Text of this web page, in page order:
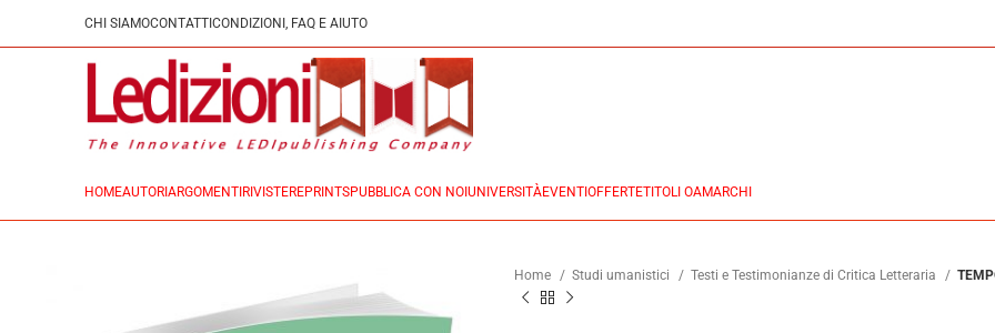
CHI SIAMOCONTATTI CONDIZIONI, FAQ E AIUTO
HOMEAUTORI ARGOMENTI RIVISTEREPRINTSPUBBLICA CON NOI UNIVERSITÀEVENTI OFFERTETITOLI OAMARCHI
Home Studi umanistici Testi e Testimonianze di Critica Letteraria